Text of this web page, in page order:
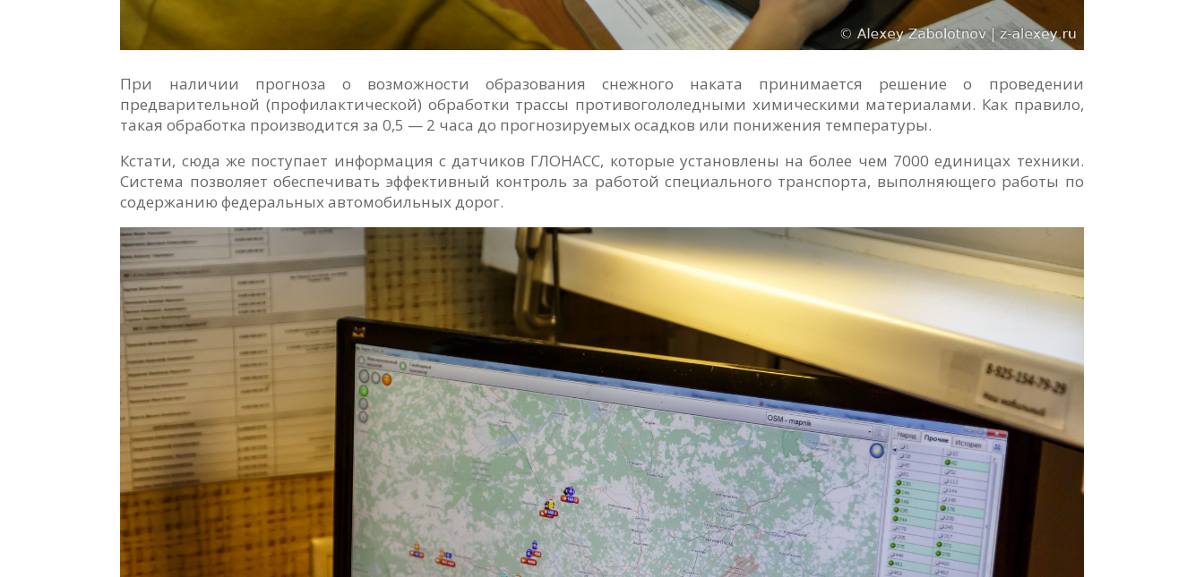
При наличии прогноза о возможности образования снежного наката принимается решение о проведении
предварительной (профилактической) обработки трассы противогололедными химическими материалами. Как правило,
такая обработка производится за 0,5 — 2 часа до прогнозируемых осадков или понижения температуры.
Кстати, сюда же поступает информация с датчиков ГЛОНАСС, которые установлены на более чем 7000 единицах техники.
Система позволяет обеспечивать эффективный контроль за работой специального транспорта, выполняющего работы по
содержанию федеральных автомобильных дорог.